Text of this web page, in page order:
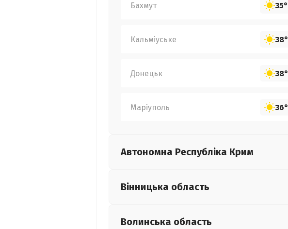
Бахмут 35°
Кальміуське 38°
Донецьк 38°
Маріуполь 36°
Автономна Республіка Крим
Вінницька область
Волинська область